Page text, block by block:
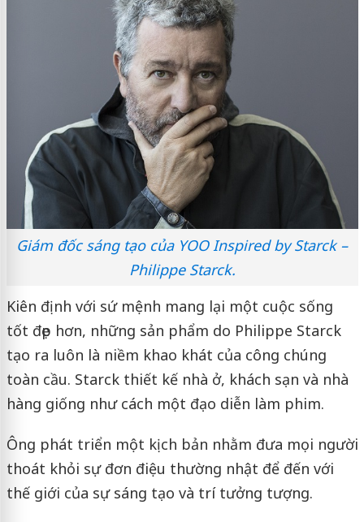
Giám đốc sáng tạo của YOO Inspired by Starck –
Philippe Starck.
Kiên định với sứ mệnh mang lại một cuộc sống
tốt đẹp hơn, những sản phẩm do Philippe Starck
tạo ra luôn là niềm khao khát của công chúng
toàn cầu. Starck thiết kế nhà ở, khách sạn và nhà
hàng giống như cách một đạo diễn làm phim.
Ông phát triển một kịch bản nhằm đưa mọi người
thoát khỏi sự đơn điệu thường nhật để đến với
thế giới của sự sáng tạo và trí tưởng tượng.